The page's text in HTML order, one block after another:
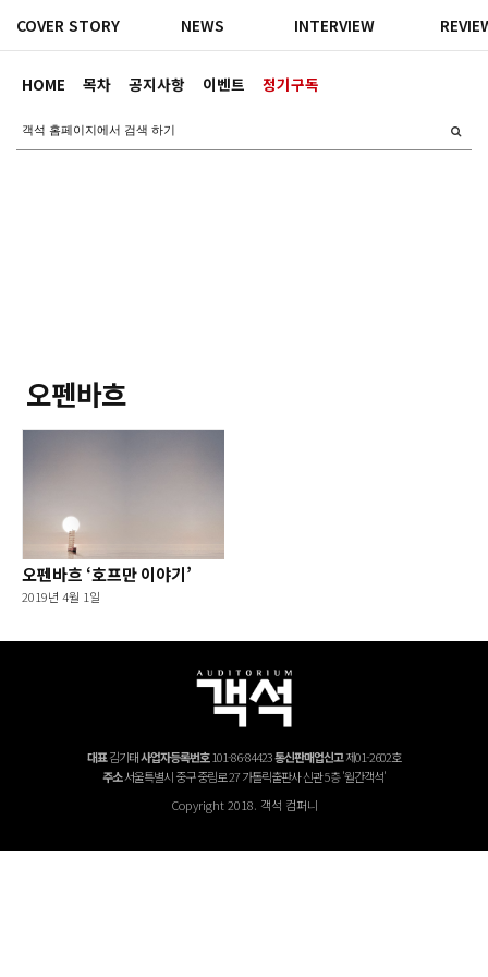
HOME 목차 공지사항 이벤트 정기구독
COVER STORY NEWS INTERVIEW
오펜바흐
오펜바흐 ‘호프만 이야기’
2019년 4월 1일
대표김기태사업자등록번호101-86-84423통신판매업신고제01-2602호
주소서울특별시 중구 중림로 27 가톨릭출판사 신관 5층 '월간객석'
Copyright 2018. 객석 컴퍼니